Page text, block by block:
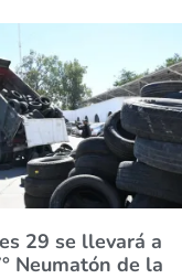
29 se llevará a
Neumatón de la